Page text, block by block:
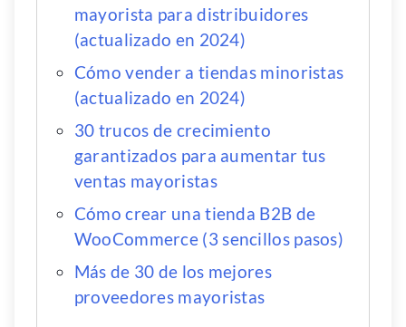
mayorista para distribuidores
(actualizado en 2024)
Cómo vender a tiendas minoristas
(actualizado en 2024)
30 trucos de crecimiento
garantizados para aumentar tus
ventas mayoristas
Cómo crear una tienda B2B de
WooCommerce (3 sencillos pasos)
Más de 30 de los mejores
proveedores mayoristas